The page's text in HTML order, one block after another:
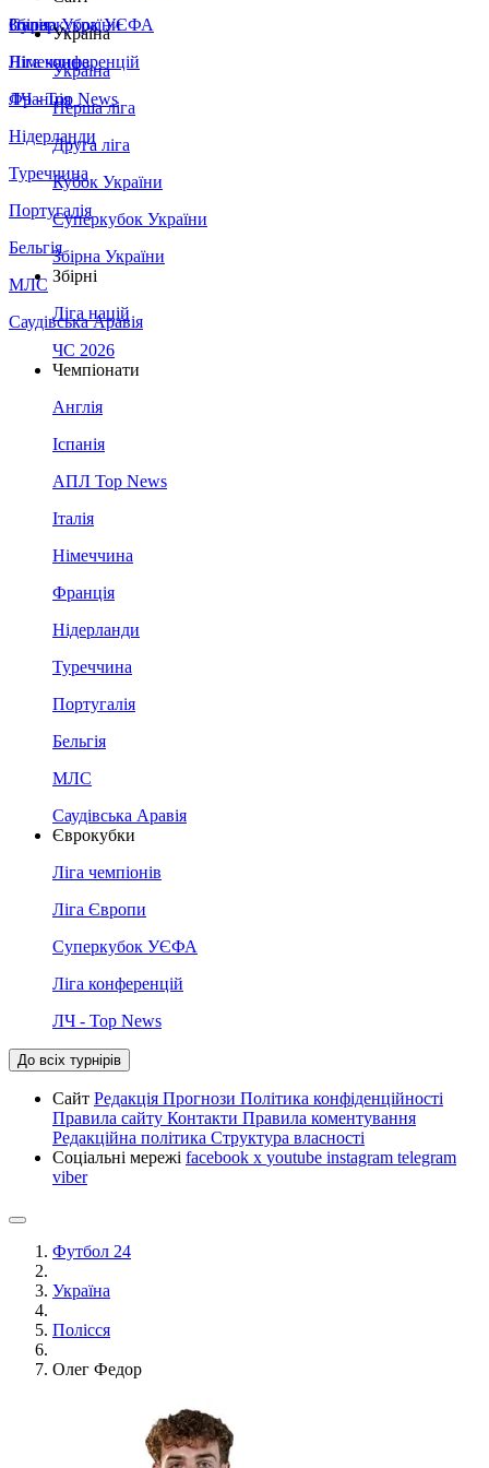
Збірна України
Італія
Німеччина
Франція
Нідерланди
Туреччина
Португалія
Бельгія
МЛС
Саудівська Аравія
Суперкубок УЄФА
Ліга конференцій
ЛЧ - Top News
Україна
Україна
Перша ліга
Друга ліга
Кубок України
Суперкубок України
Збірна України
Збірні
Ліга націй
ЧС 2026
Чемпіонати
Англія
Іспанія
АПЛ Top News
Італія
Німеччина
Франція
Нідерланди
Туреччина
Португалія
Бельгія
МЛС
Саудівська Аравія
Єврокубки
Ліга чемпіонів
Ліга Європи
Суперкубок УЄФА
Ліга конференцій
ЛЧ - Top News
До всіх турнірів
Сайт Редакція Прогнози Політика конфіденційності
Правила сайту Контакти Правила коментування
Редакційна політика Структура власності
Соціальні мережі facebook x youtube instagram telegram
viber
Футбол 24
Україна
Полісся
Олег Федор